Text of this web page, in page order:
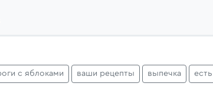
с яблоками ваши рецепты выпечка